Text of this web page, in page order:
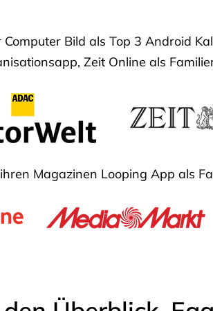
Bild als Top 3 Android
Zeit Online als
Magazinen Looping App als